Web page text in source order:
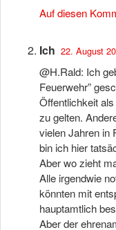
Auf diesen
Ich 22. August
@H.Rald: Ich
Feuerwehr”
Öffentlichkeit
zu gelten.
vielen Jahren in
bin ich hier
Aber wo zieht
Alle irgendwie
könnten mit
hauptamtlich
Aber der